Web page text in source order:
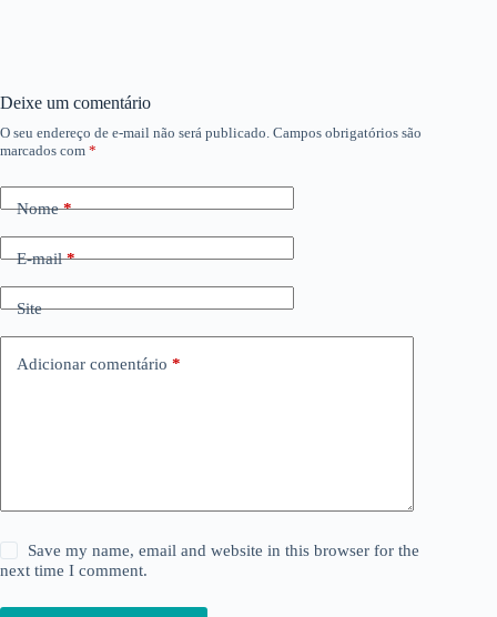
Deixe um comentário
O seu endereço de e-mail não será publicado. Campos obrigatórios são
marcados com *
Nome*
E-mail*
Site
Adicionar comentário *
Save my name, email and website in this browser for the
next time I comment.